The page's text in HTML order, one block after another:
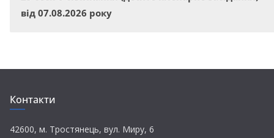
від 07.08.2026 року
Контакти
42600, м. Тростянець, вул. Миру, 6